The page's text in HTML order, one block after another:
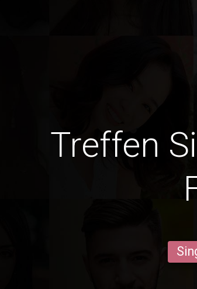
Treffen